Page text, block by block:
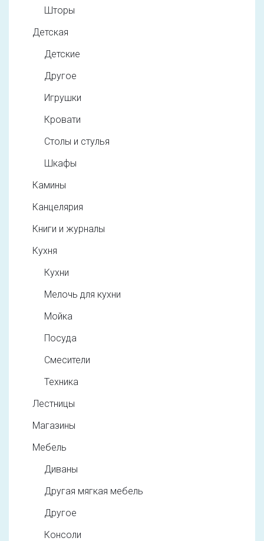
Шторы
Детская
Детские
Другое
Игрушки
Кровати
Столы и стулья
Шкафы
Камины
Канцелярия
Книги и журналы
Кухня
Кухни
Мелочь для кухни
Мойка
Посуда
Смесители
Техника
Лестницы
Магазины
Мебель
Диваны
Другая мягкая мебель
Другое
Консоли